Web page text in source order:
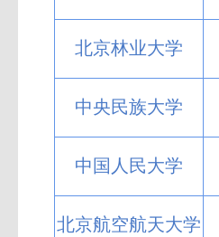
北京林业大学
中央民族大学
中国人民大学
北京航空航天大学